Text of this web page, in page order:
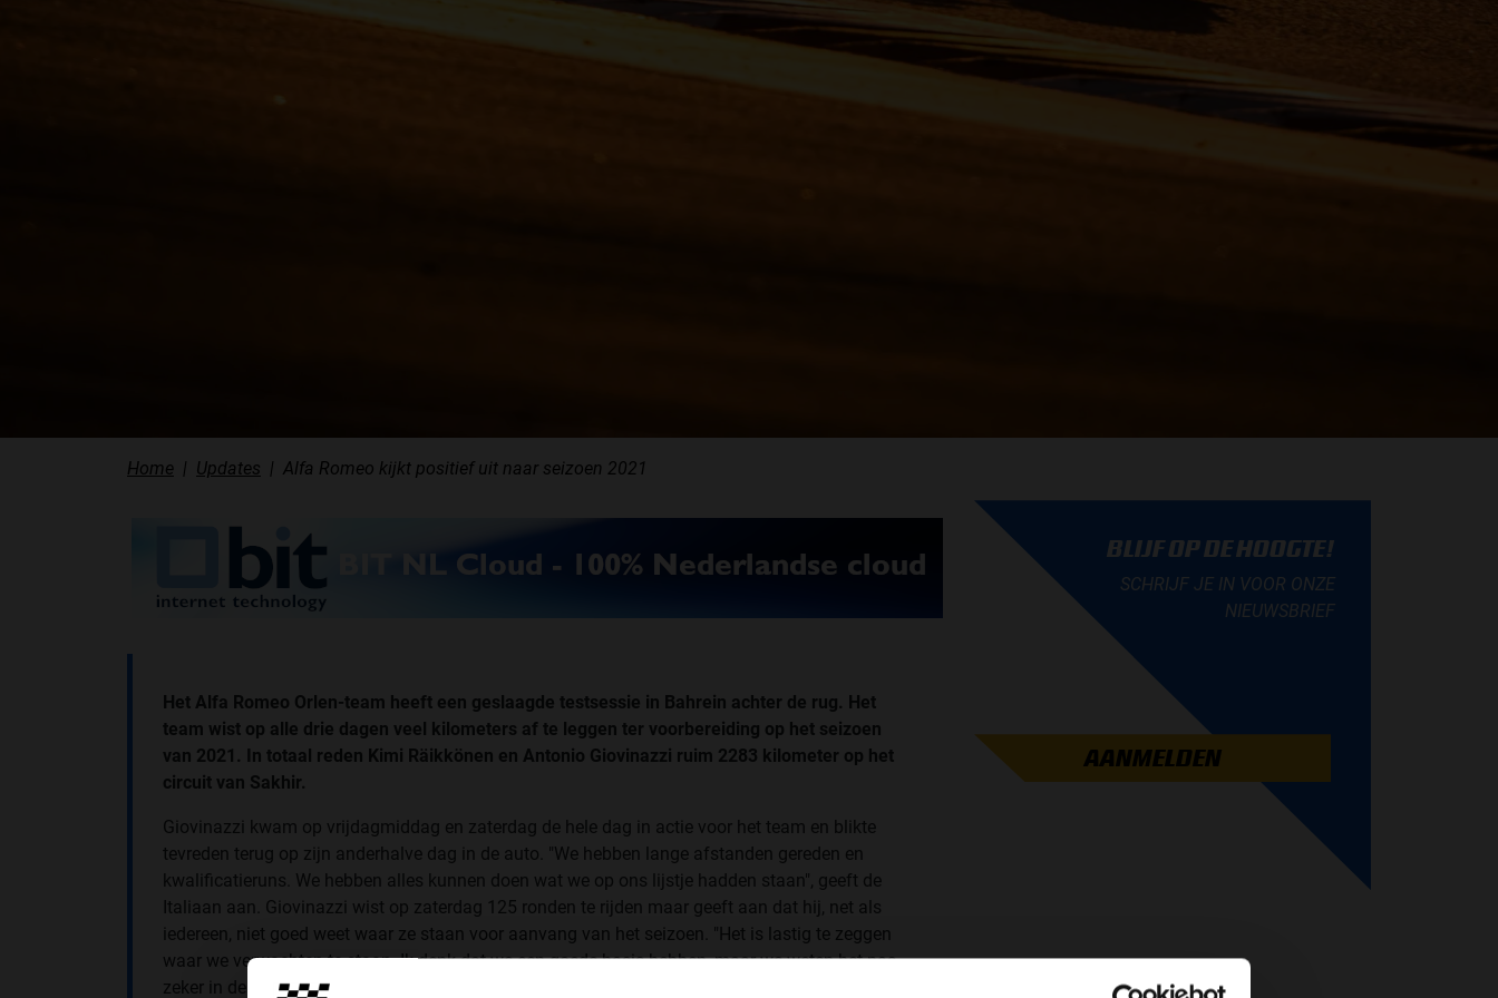
Home Updates Alfa Romeo kijkt positief uit naar seizoen 2021
Het Alfa Romeo Orlen-team heeft een geslaagde testsessie in Bahrein achter de rug. Het
team wist op alle drie dagen veel kilometers af te leggen ter voorbereiding op het seizoen
van 2021. In totaal reden Kimi Räikkönen en Antonio Giovinazzi ruim 2283 kilometer op het
circuit van Sakhir.
Giovinazzi kwam op vrijdagmiddag en zaterdag de hele dag in actie voor het team en blikte
tevreden terug op zijn anderhalve dag in de auto. "We hebben lange afstanden gereden en
kwalificatieruns. We hebben alles kunnen doen wat we op ons lijstje hadden staan", geeft de
Italiaan aan. Giovinazzi wist op zaterdag 125 ronden te rijden maar geeft aan dat hij, net als
iedereen, niet goed weet waar ze staan voor aanvang van het seizoen. "Het is lastig te zeggen
waar we verwachten te staan. Ik denk dat we een goede basis hebben, maar we weten het pas
zeker in de eerste kwalificatie van het seizoen."
BLIJF OP DE HOOGTE!
SCHRIJF JE IN VOOR ONZE
NIEUWSBRIEF
AANMELDEN